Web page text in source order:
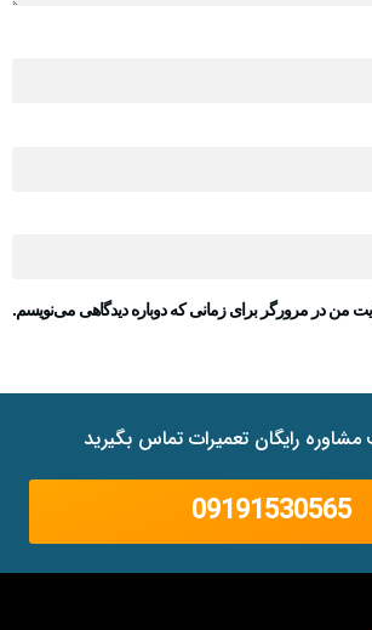
من در مرورگر برای زمانی که دوباره دیدگاهی می‌نویسم.
مشاوره رایگان تعمیرات تماس بگیرید
09191530565